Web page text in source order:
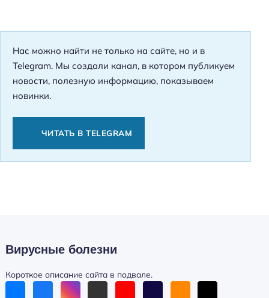
Нас можно найти не только на сайте, но и в
Telegram. Мы создали канал, в котором публикуем
новости, полезную информацию, показываем
новинки.
ЧИТАТЬ В TELEGRAM
Вирусные болезни
Короткое описание сайта в подвале.